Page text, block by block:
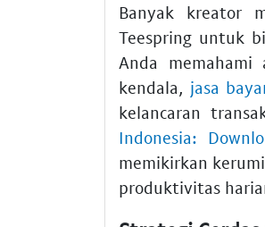
Banyak kreator
Teespring untuk
Anda memahami
kendala, jasa
kelancaran
Indonesia:
memikirkan
produktivitas